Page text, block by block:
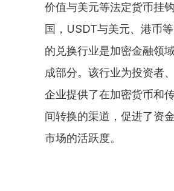
价值与美元等法定货币挂
国，USDT与美元、港币
的兑换行业是加密金融领
成部分。该行业为投资者
企业提供了在加密货币和
间转换的渠道，促进了资
市场的活跃度。